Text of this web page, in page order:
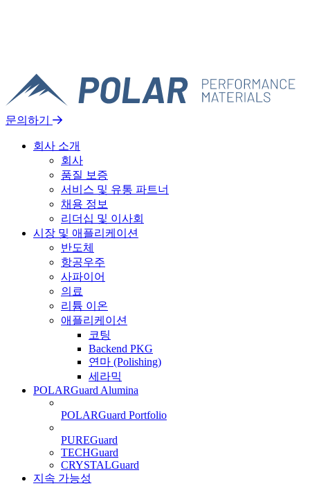
문의하기
회사 소개
회사
품질 보증
서비스 및 유통 파트너
채용 정보
리더십 및 이사회
시장 및 애플리케이션
반도체
항공우주
사파이어
의료
리튬 이온
애플리케이션
코팅
Backend PKG
연마 (Polishing)
세라믹
POLARGuard Alumina
POLARGuard Portfolio
PUREGuard
TECHGuard
CRYSTALGuard
지속 가능성